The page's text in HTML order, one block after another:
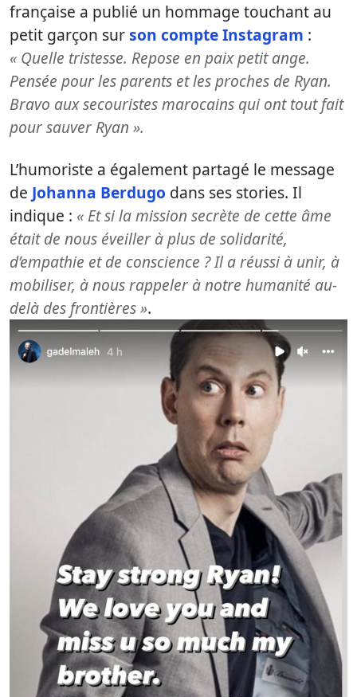
française a publié un hommage touchant au
petit garçon surson compte Instagram :
« Quelle tristesse. Repose en paix petit ange.
Pensée pour les parents et les proches de Ryan.
Bravo aux secouristes marocains qui ont tout fait
pour sauver Ryan ».
L’humoriste a également partagé le message
de Johanna Berdugo dans ses stories. Il
indique : « Et si la mission secrète de cette âme
était de nous éveiller à plus de solidarité,
d’empathie et de conscience ? Il a réussi à unir, à
mobiliser, à nous rappeler à notre humanité au-
delà des frontières ».